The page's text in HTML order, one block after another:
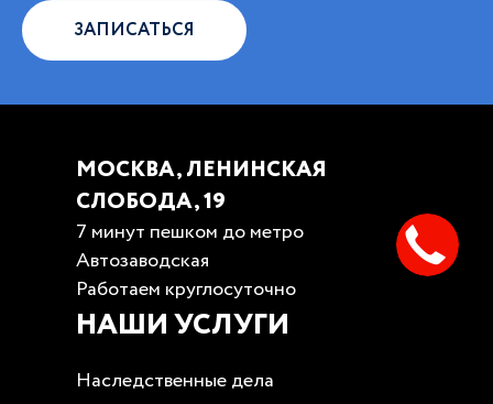
ЗАПИСАТЬСЯ
МОСКВА, ЛЕНИНСКАЯ
СЛОБОДА, 19
7 минут пешком до метро
Автозаводская
Работаем круглосуточно
НАШИ УСЛУГИ
Наследственные дела